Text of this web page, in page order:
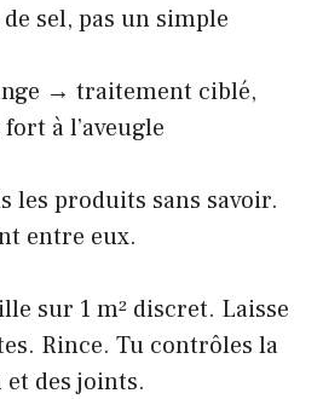
sel, pas un simple
→ traitement ciblé,
fort à l’aveugle
les produits sans savoir.
entre eux.
sur 1 m² discret. Laisse
Rince. Tu contrôles la
des joints.